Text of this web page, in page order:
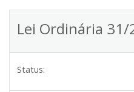
Lei Ordinária 31/
Status: